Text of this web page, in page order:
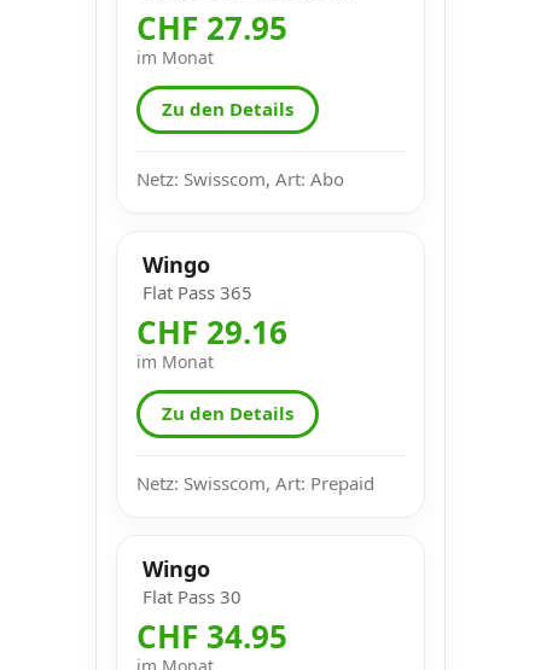
CHF 27.95
im Monat
Zu den Details
Netz: Swisscom, Art: Abo
Wingo
Flat Pass 365
CHF 29.16
im Monat
Zu den Details
Netz: Swisscom, Art: Prepaid
Wingo
Flat Pass 30
CHF 34.95